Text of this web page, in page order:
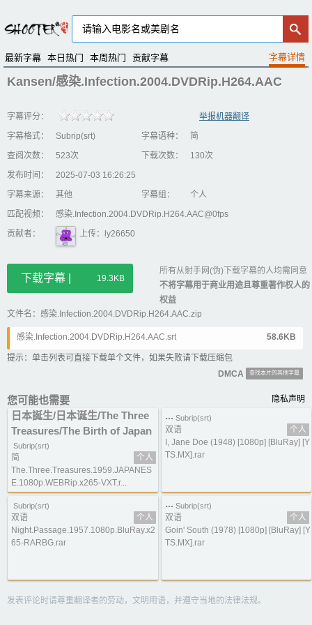
最新字幕 本日热门 本周热门 贡献字幕
Kansen/感染.Infection.2004.DVDRip.H264.AAC
字幕评分：
举报机器翻译
字幕格式：
Subrip(srt) 字幕语种：
简
查阅次数：
523次 下载次数：
130次
发布时间：
2025-07-03 16:26:25
字幕来源：
其他 字幕组：
个人
匹配视频：
感染.Infection.2004.DVDRip.H264.AAC@0fps
贡献者：
上传：ly26650
下载字幕 | 19.3KB
所有从射手网(伪)下载字幕的人均需同意
不将字幕用于商业用途且尊重著作权人的
权益
文件名：感染.Infection.2004.DVDRip.H264.AAC.zip
感染.Infection.2004.DVDRip.H264.AAC.srt 58.6KB
提示：单击列表可直接下载单个文件，如果失败请下载压缩包
DMCA
查找本片的其他字幕
您可能也需要 隐私声明
日本誕生/日本诞生/The Three
Treasures/The Birth of Japan
Subrip(srt)
简
个人
The.Three.Treasures.1959.JAPANES
E.1080p.WEBRip.x265-VXT.r...
... Subrip(srt)
双语
个人
I, Jane Doe (1948) [1080p] [BluRay] [Y
TS.MX].rar
Subrip(srt)
双语
个人
Night.Passage.1957.1080p.BluRay.x2
65-RARBG.rar
... Subrip(srt)
双语
个人
Goin' South (1978) [1080p] [BluRay] [Y
TS.MX].rar
发表评论时请尊重翻译者的劳动，文明用语，并遵守当地的法律法规。